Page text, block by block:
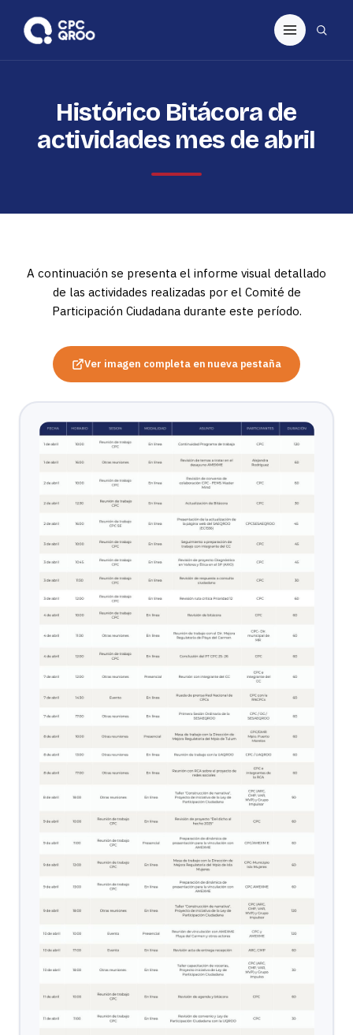
Histórico Bitácora de
actividades mes de abril
A continuación se presenta el informe visual detallado
de las actividades realizadas por el Comité de
Participación Ciudadana durante este período.
Ver imagen completa en nueva pestaña